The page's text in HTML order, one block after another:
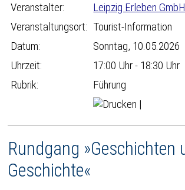
Veranstalter:
Leipzig Erleben GmbH
Veranstaltungsort: Tourist-Information
Datum:
Sonntag, 10.05.2026
Uhrzeit:
17:00 Uhr - 18:30 Uhr
Rubrik:
Führung
|
Rundgang »Geschichten
Geschichte«